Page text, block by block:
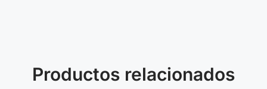
Productos relacionados